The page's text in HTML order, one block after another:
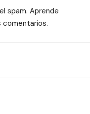
spam. Aprende